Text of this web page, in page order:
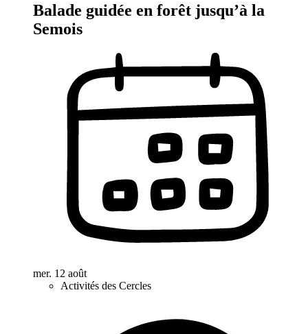
Balade guidée en forêt jusqu’à la
Semois
mer. 12 août
Activités des Cercles